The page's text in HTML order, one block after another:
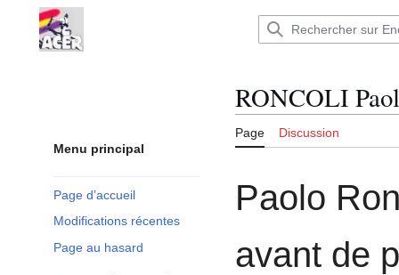
contenu
Encyclopédie : Brigades
Menu principal
Page d’accueil
Modifications récentes
Page au hasard
RONCOLI
Page Discussion
Paolo
avant de